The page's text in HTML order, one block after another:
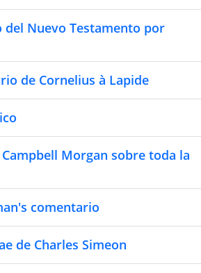
del Nuevo Testamento por
de Cornelius à Lapide
Morgan sobre toda la
comentario
de Charles Simeon